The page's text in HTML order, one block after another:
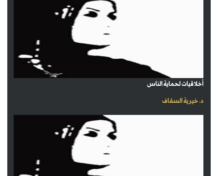
أخلاقيات لحماية الناس
د. خيرية السقاف